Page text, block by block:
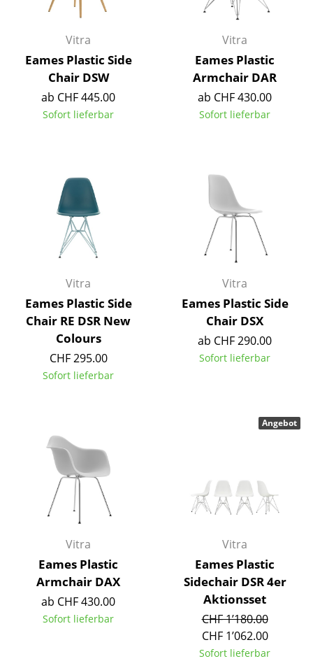
Stehtische & Stehpulte
Kindertische
Gartentische
Servierwagen
Aufbewahren
Regale & Schränke
Bücherregale
Sideboards & Kommoden
TV Möbel
Beistell- & Rollcontainer
Kleinaufbewahrung
Einzelteile
... alle Aufbewahrungsmöbel
Hängeleuchten & Deckenleuchten
Tischleuchten
Schreibtischleuchten
Vitra
Eames Plastic Side
Chair DSW
ab CHF 445.00
Sofort lieferbar
Vitra
Eames Plastic
Armchair DAR
ab CHF 430.00
Sofort lieferbar
Vitra
Eames Plastic Side
Chair RE DSR New
Colours
CHF 295.00
Sofort lieferbar
Vitra
Eames Plastic Side
Chair DSX
ab CHF 290.00
Sofort lieferbar
Vitra
Eames Plastic
Armchair DAX
ab CHF 430.00
Sofort lieferbar
Vitra
Eames Plastic
Sidechair DSR 4er
Aktionsset
CHF 1’180.00
CHF 1’062.00
Sofort lieferbar
Angebot